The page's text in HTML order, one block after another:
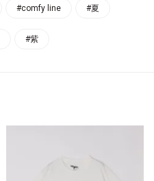
#comfy line #夏
#紫